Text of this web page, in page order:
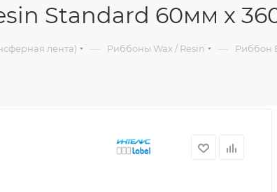
Standard 60мм х
лента) — Риббоны Wax / Resin — Риббон